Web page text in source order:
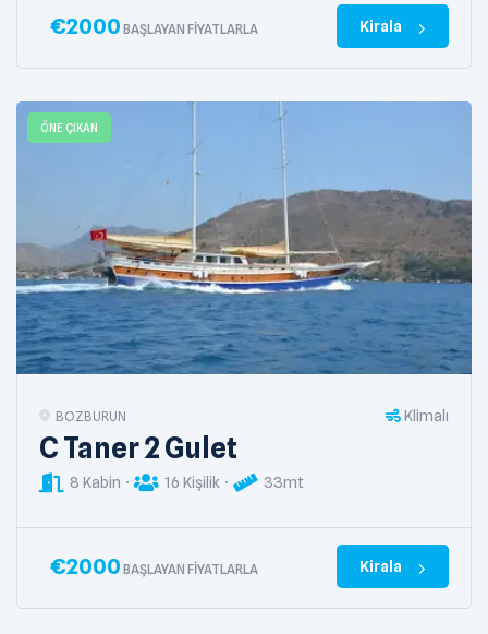
€2000 BAŞLAYAN FIYATLARLA Kirala
ÖNE ÇIKAN
BOZBURUN Klimalı
C Taner 2 Gulet
8 Kabin 16 Kişilik 33mt
€2000 BAŞLAYAN FIYATLARLA Kirala